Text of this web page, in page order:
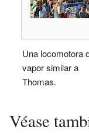
Una locomotora
vapor similar a
Thomas.
Véase